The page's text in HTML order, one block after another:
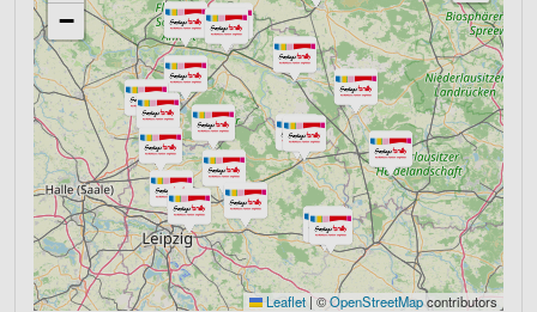
−
Leaflet |©OpenStreetMapcontributors